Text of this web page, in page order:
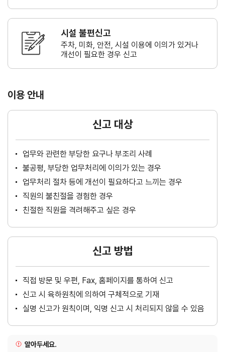
시설 불편신고
주차, 미화, 안전, 시설 이용에 이의가 있거나
개선이 필요한 경우 신고
이용 안내
신고 대상
업무와 관련한 부당한 요구나 부조리 사례
불공평, 부당한 업무처리에 이의가 있는 경우
업무처리 절차 등에 개선이 필요하다고 느끼는 경우
직원의 불친절을 경험한 경우
친절한 직원을 격려해주고 싶은 경우
신고 방법
직접 방문 및 우편, Fax, 홈페이지를 통하여 신고
신고 시 육하원칙에 의하여 구체적으로 기재
실명 신고가 원칙이며, 익명 신고 시 처리되지 않을 수 있음
알아두세요.